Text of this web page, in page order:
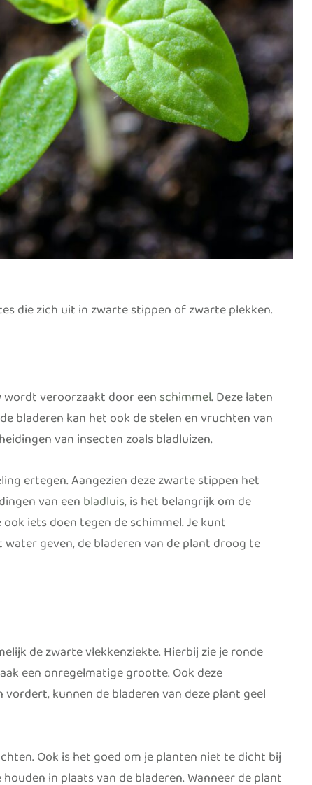
die zich uit in zwarte stippen of zwarte plekken.
veroorzaakt door eenschimmel. Deze laten
bladeren kan het ook de stelen en vruchten van
van insecten zoals bladluizen.
ertegen. Aangezien deze zwarte stippen het
van eenbladluis, is het belangrijk om de
iets doen tegen de schimmel. Je kunt
geven, de bladeren van de plant droog te
de zwarte vlekkenziekte. Hierbij zie je ronde
een onregelmatige grootte. Ook deze
kunnen de bladeren van deze plant geel
Ook is het goed om je planten niet te dicht bij